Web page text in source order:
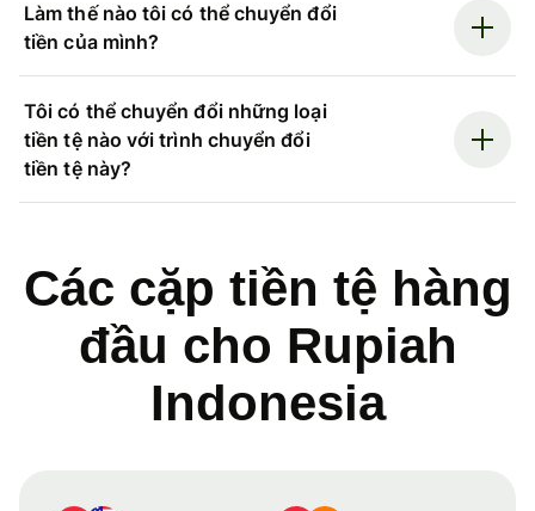
Làm thế nào tôi có thể chuyển đổi
tiền của mình?
Tôi có thể chuyển đổi những loại
tiền tệ nào với trình chuyển đổi
tiền tệ này?
Các cặp tiền tệ hàng
đầu cho Rupiah
Indonesia